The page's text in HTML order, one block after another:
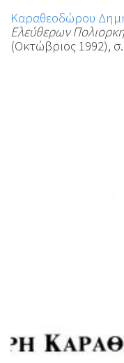
Καραθεοδώρου
Ελεύθερων
(Οκτώβριος 1992),